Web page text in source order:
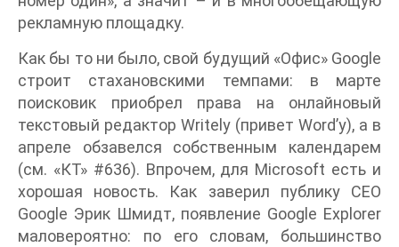
рекламную площадку.
Как бы то ни было, свой будущий «Офис» Google
строит стахановскими темпами: в марте
поисковик приобрел права на онлайновый
текстовый редактор Writely (привет Word’у), а в
апреле обзавелся собственным календарем
(см. «КТ» #636). Впрочем, для Microsoft есть и
хорошая новость. Как заверил публику CEO
Google Эрик Шмидт, появление Google Explorer
маловероятно: по его словам, большинство